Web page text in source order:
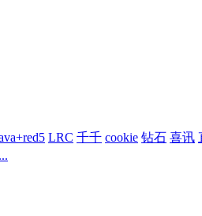
LRC 千千 cookie 钻石 喜讯